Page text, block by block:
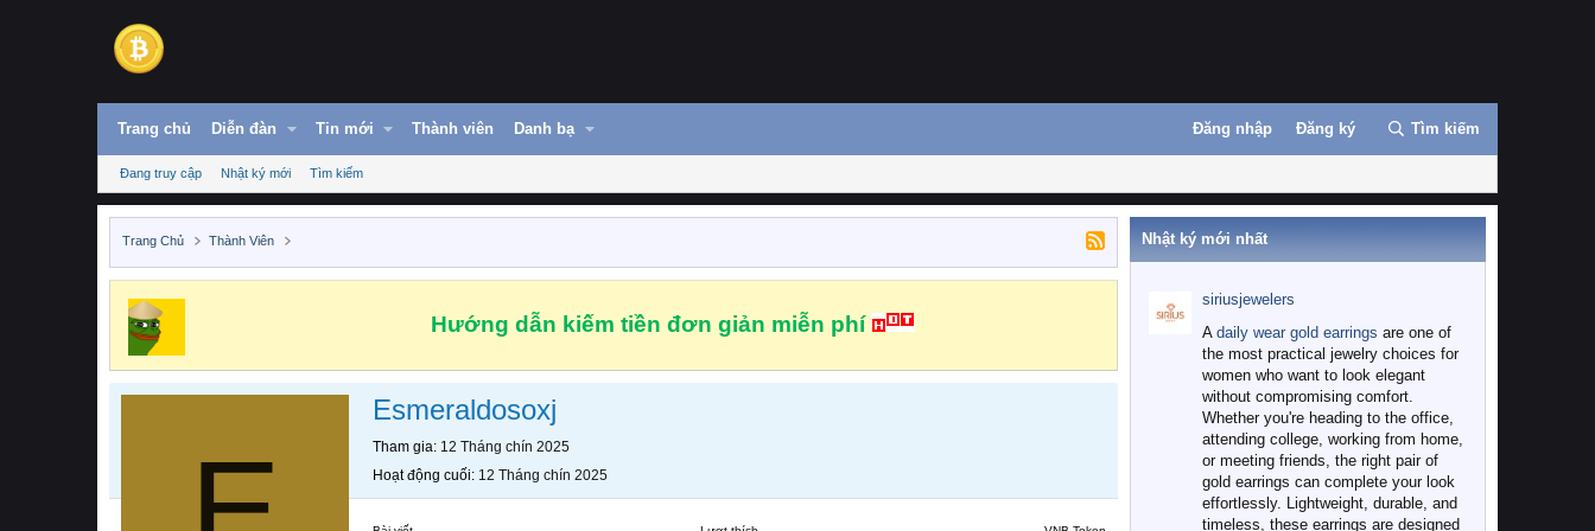
Trang chủ Diễn đàn Tin mới Thành viên Danh bạ Đăng nhập Đăng ký Tìm kiếm
Đang truy cập Nhật ký mới Tìm kiếm
Trang Chủ Thành Viên
Hướng dẫn kiếm tiền đơn giản miễn phí
Esmeraldosoxj
Tham gia 12 Tháng chín 2025
Hoạt động cuối 12 Tháng chín 2025
Nhật ký mới nhất
siriusjewelers
A daily wear gold earrings are one of
the most practical jewelry choices for
women who want to look elegant
without compromising comfort.
Whether you're heading to the office,
attending college, working from home,
or meeting friends, the right pair of
gold earrings can complete your look
effortlessly. Lightweight, durable, and
timeless, these earrings are designed